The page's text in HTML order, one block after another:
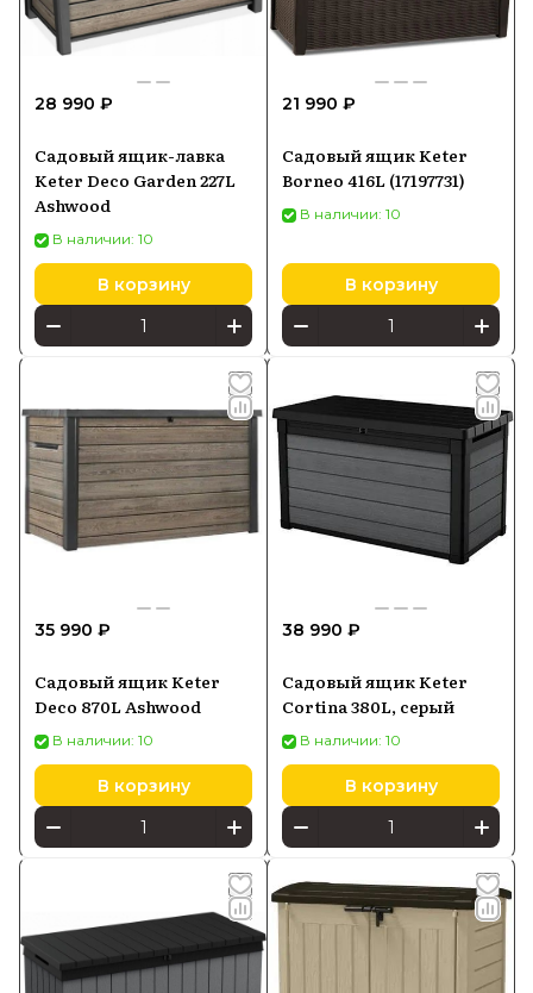
28 990 ₽
Садовый ящик-лавка
Keter Deco Garden 227L
Ashwood
В наличии: 10
В корзину
21 990 ₽
Садовый ящик Keter
Borneo 416L (17197731)
В наличии: 10
В корзину
35 990 ₽
Садовый ящик Keter
Deco 870L Ashwood
В наличии: 10
В корзину
38 990 ₽
Садовый ящик Keter
Cortina 380L, серый
В наличии: 10
В корзину